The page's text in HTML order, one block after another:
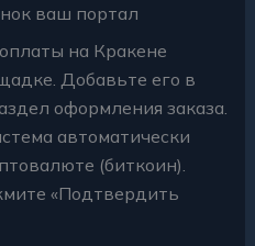
ваш портал
на Кракене
Добавьте его в
оформления заказа.
автоматически
(биткоин).
«Подтвердить